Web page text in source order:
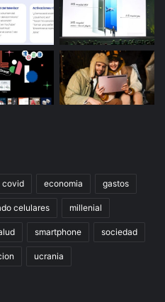
covid economia gastos
celulares millenial
smartphone sociedad
ucrania